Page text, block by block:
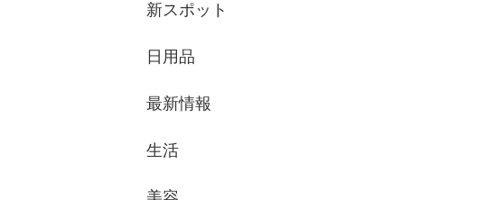
新スポット
日用品
最新情報
生活